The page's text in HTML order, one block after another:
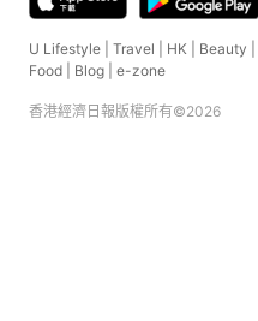
U Lifestyle Travel HK Beauty
Food
Blog e-zone
香港經濟日報版權所有©2026